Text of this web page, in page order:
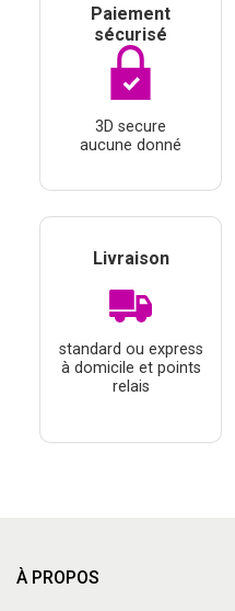
Paiement
sécurisé
3D secure
aucune donné
Livraison
standard ou express
à domicile et points
relais
À PROPOS